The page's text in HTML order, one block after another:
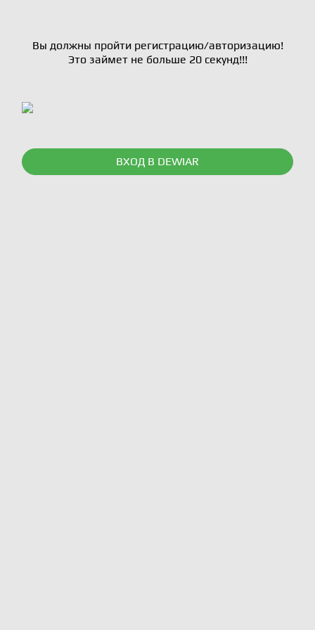
Вы должны пройти регистрацию/авторизацию!
Это займет не больше 20 секунд!!!
ВХОД В DEWIAR